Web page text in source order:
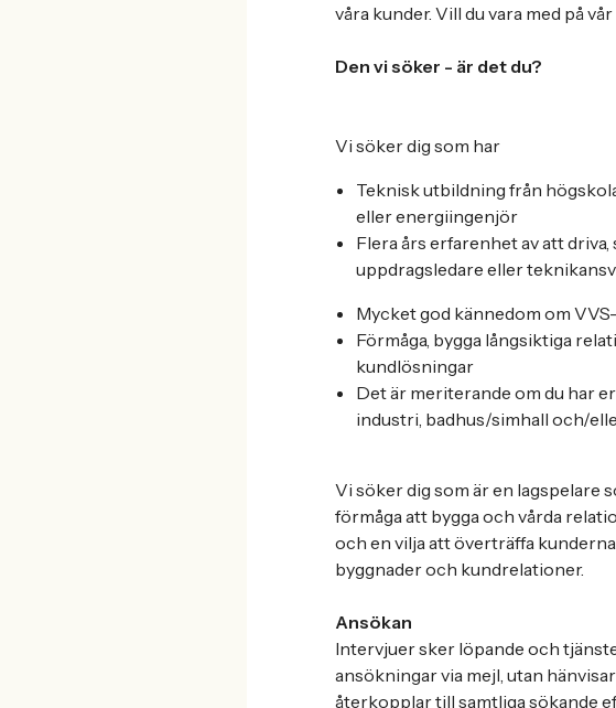
våra kunder. Vill du vara med på vår
Den vi söker - är det du?
Vi söker dig som har
Teknisk utbildning från
eller energiingenjör
Flera års erfarenhet av att
uppdragsledare eller
Mycket god kännedom om
Förmåga, bygga långsiktiga
kundlösningar
Det är meriterande om du har
industri, badhus/simhall och/
Vi söker dig som är en lagspelare
förmåga att bygga och vårda
och en vilja att överträffa
byggnader och kundrelationer.
Ansökan
Intervjuer sker löpande och
ansökningar via mejl, utan
återkopplar till samtliga sökande